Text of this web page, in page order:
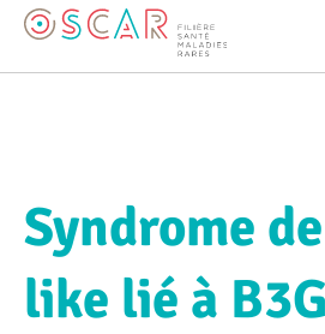
Aller à la recherche
Syndrome
like lié à